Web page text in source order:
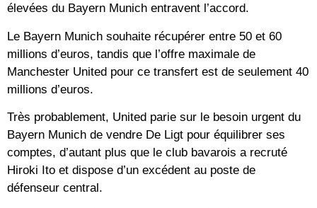
élevées du Bayern Munich entravent l’accord.
Le Bayern Munich souhaite récupérer entre 50 et 60
millions d’euros, tandis que l’offre maximale de
Manchester United pour ce transfert est de seulement 40
millions d’euros.
Très probablement, United parie sur le besoin urgent du
Bayern Munich de vendre De Ligt pour équilibrer ses
comptes, d’autant plus que le club bavarois a recruté
Hiroki Ito et dispose d’un excédent au poste de
défenseur central.